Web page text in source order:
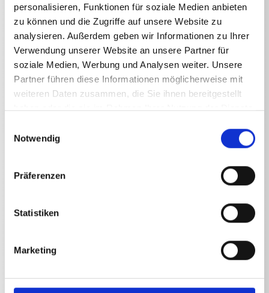
personalisieren, Funktionen für soziale Medien anbieten
zu können und die Zugriffe auf unsere Website zu
analysieren. Außerdem geben wir Informationen zu Ihrer
Verwendung unserer Website an unsere Partner für
soziale Medien, Werbung und Analysen weiter. Unsere
Partner führen diese Informationen möglicherweise mit
weiteren Daten zusammen, die Sie ihnen bereitgestellt
haben oder die sie im Rahmen Ihrer Nutzung der Dienste
Notwendig
Präferenzen
Statistiken
Marketing
Technische Angaben
TECHNISCHE ANGABEN
0,799kg
Rohrreinigungsschlauch 15 m
1,1 kg
1,835kg
Rohrreinigungsschlauch 30 m
2,1975kg